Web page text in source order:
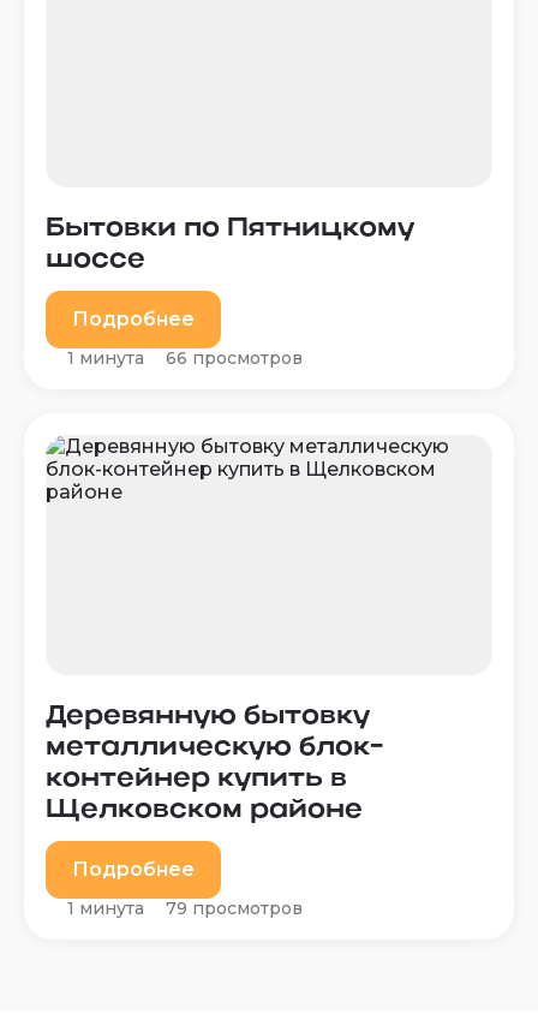
Бытовки по Пятницкому
шоссе
Подробнее
1 минута 66 просмотров
Деревянную бытовку
металлическую блок-
контейнер купить в
Щелковском районе
Подробнее
1 минута 79 просмотров